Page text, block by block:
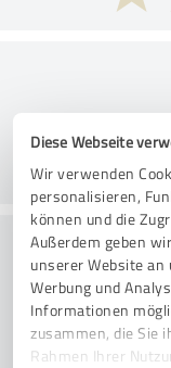
Diese Webseite
Wir verwenden
personalisieren,
können und die
Außerdem geben
unserer Website an
Werbung und
Informationen
zusammen, die Sie
Rahmen Ihrer